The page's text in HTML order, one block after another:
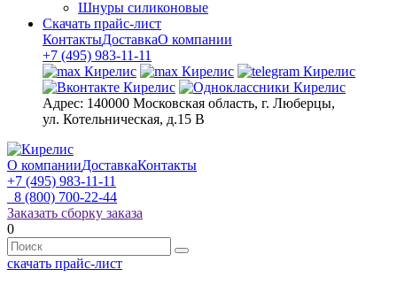
Шнуры силиконовые
Скачать прайс-лист
КонтактыДоставкаО компании
+7 (495) 983-11-11
Адрес: 140000 Московская область, г. Люберцы,
ул. Котельническая, д.15 В
О компанииДоставкаКонтакты
+7 (495) 983-11-11
8 (800) 700-22-44
Заказать сборку заказа
0
скачать прайс-лист